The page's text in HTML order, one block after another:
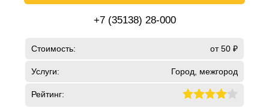
+7 (35138) 28-000
Стоимость: от 50 ₽
Услуги: Город, межгород
Рейтинг: